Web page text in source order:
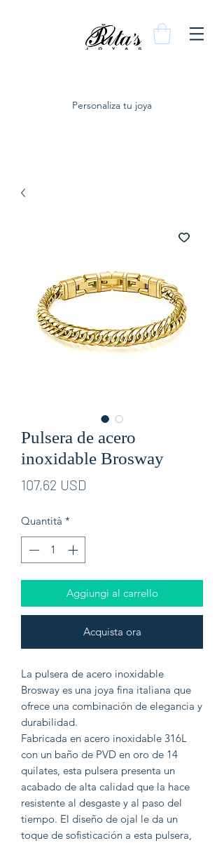
Personaliza tu joya
Pulsera de acero
inoxidable Brosway
107,62 USD
Quantità *
Aggiungi al carrello
Acquista ora
La pulsera de acero inoxidable
Brosway es una joya fina italiana que
ofrece una combinación de elegancia y
durabilidad.
Fabricada en acero inoxidable 316L
con un baño de PVD en oro de 14
quilates, esta pulsera presenta un
acabado de alta calidad que la hace
resistente al desgaste y al paso del
tiempo. El diseño de ojal le da un
toque de sofisticación a esta pulsera,